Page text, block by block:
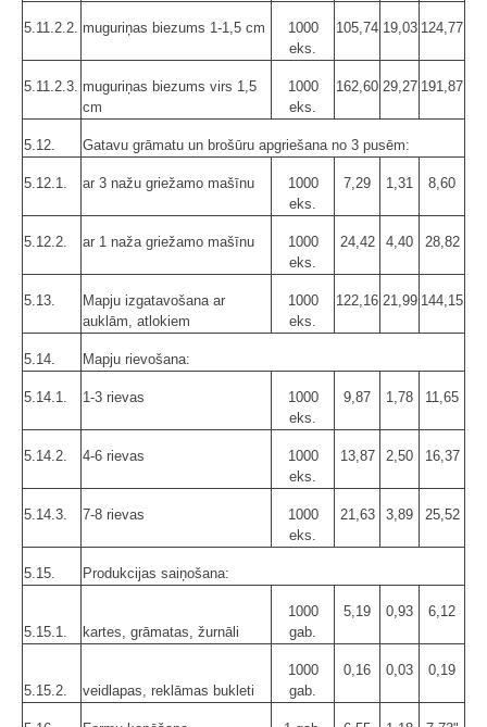
5.11.2.2. muguriņas biezums 1-1,5 cm
1000
eks.
105,74 19,03 124,77
5.11.2.3. muguriņas biezums virs 1,5
cm
1000
eks.
162,60 29,27 191,87
5.12. Gatavu grāmatu un brošūru apgriešana no 3 pusēm:
5.12.1. ar 3 nažu griežamo mašīnu
1000
eks.
7,29 1,31 8,60
5.12.2. ar 1 naža griežamo mašīnu
1000
eks.
24,42 4,40 28,82
5.13.
Mapju izgatavošana ar
auklām, atlokiem
1000
eks.
122,16 21,99 144,15
5.14. Mapju rievošana:
5.14.1. 1-3 rievas
1000
eks.
9,87 1,78 11,65
5.14.2. 4-6 rievas
1000
eks.
13,87 2,50 16,37
5.14.3. 7-8 rievas
1000
eks.
21,63 3,89 25,52
5.15. Produkcijas saiņošana:
5.15.1. kartes, grāmatas, žurnāli
1000
gab.
5,19 0,93 6,12
5.15.2. veidlapas, reklāmas bukleti
1000
gab.
0,16 0,03 0,19